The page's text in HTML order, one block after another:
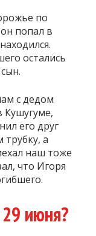
по
попал в
остались
с дедом
Кушугуме,
его друг
а
наш тоже
что Игоря
июня?